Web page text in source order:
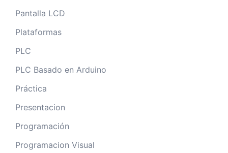
Pantalla LCD
Plataformas
PLC
PLC Basado en Arduino
Práctica
Presentacion
Programación
Programacion Visual